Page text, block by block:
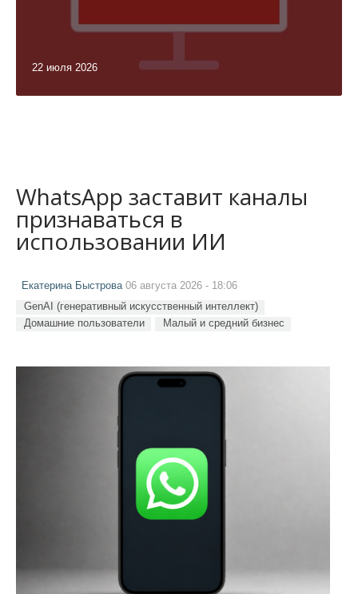
22 июля 2026
WhatsApp заставит каналы
признаваться в
использовании ИИ
Екатерина Быстрова06 августа 2026 - 18:06
GenAI (генеративный искусственный интеллект)
Домашние пользователи
Малый и средний бизнес